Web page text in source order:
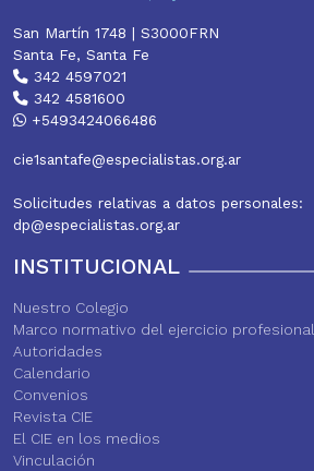
San Martín 1748 | S3000FRN
Santa Fe, Santa Fe
342 4597021
342 4581600
+5493424066486
cie1santafe@especialistas.org.ar
Solicitudes relativas a datos personales:
dp@especialistas.org.ar
INSTITUCIONAL
Nuestro Colegio
Marco normativo del ejercicio profesional
Autoridades
Calendario
Convenios
Revista CIE
El CIE en los medios
Vinculación